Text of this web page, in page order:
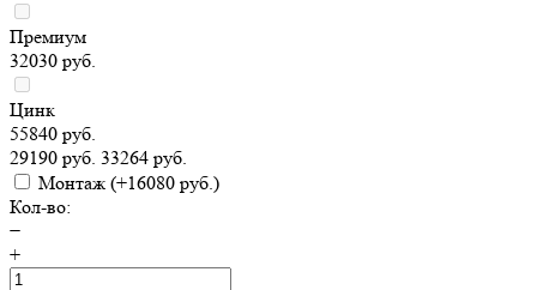
Премиум
32030 руб.
Цинк
55840 руб.
29190 руб. 33264 руб.
Монтаж (+16080 руб.)
Кол-во:
−
+